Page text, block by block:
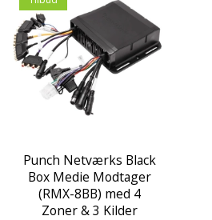
Punch Netværks Black
Box Medie Modtager
(RMX-8BB) med 4
Zoner & 3 Kilder